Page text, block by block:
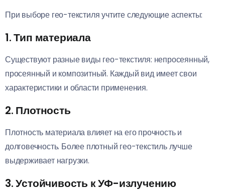
При выборе гео-текстиля учтите следующие аспекты:
1. Тип материала
Существуют разные виды гео-текстиля: непросеянный,
просеянный и композитный. Каждый вид имеет свои
характеристики и области применения.
2. Плотность
Плотность материала влияет на его прочность и
долговечность. Более плотный гео-текстиль лучше
выдерживает нагрузки.
3. Устойчивость к УФ-излучению